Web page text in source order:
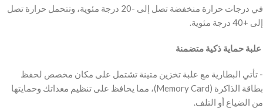
في درجات حرارة منخفضة تصل إلى -20 درجة مئوية، وتتحمل حرارة تصل
إلى +40 درجة مئوية.
‫ علبة حماية ذكية متضمنة
‫- تأتي البطارية مع علبة تخزين متينة تشتمل على مكان مخصص لحفظ
بطاقة الذاكرة (Memory Card)، مما يحافظ على تنظيم معداتك وحمايتها
من الضياع أو التلف.